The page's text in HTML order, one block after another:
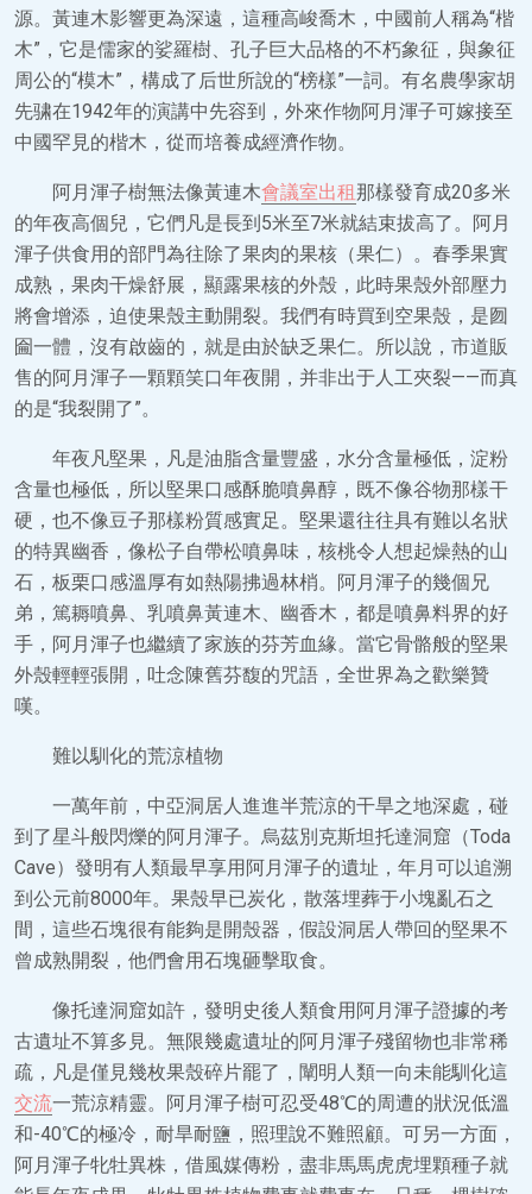
源。黃連木影響更為深遠，這種高峻喬木，中國前人稱為“楷
木”，它是儒家的娑羅樹、孔子巨大品格的不朽象征，與象征
周公的“模木”，構成了后世所說的“榜樣”一詞。有名農學家胡
先骕在1942年的演講中先容到，外來作物阿月渾子可嫁接至
中國罕見的楷木，從而培養成經濟作物。
阿月渾子樹無法像黃連木會議室出租那樣發育成20多米
的年夜高個兒，它們凡是長到5米至7米就結束拔高了。阿月
渾子供食用的部門為往除了果肉的果核（果仁）。春季果實
成熟，果肉干燥舒展，顯露果核的外殼，此時果殼外部壓力
將會增添，迫使果殼主動開裂。我們有時買到空果殼，是囫
圇一體，沒有啟齒的，就是由於缺乏果仁。所以說，市道販
售的阿月渾子一顆顆笑口年夜開，并非出于人工夾裂——而真
的是“我裂開了”。
年夜凡堅果，凡是油脂含量豐盛，水分含量極低，淀粉
含量也極低，所以堅果口感酥脆噴鼻醇，既不像谷物那樣干
硬，也不像豆子那樣粉質感實足。堅果還往往具有難以名狀
的特異幽香，像松子自帶松噴鼻味，核桃令人想起燥熱的山
石，板栗口感溫厚有如熱陽拂過林梢。阿月渾子的幾個兄
弟，篤耨噴鼻、乳噴鼻黃連木、幽香木，都是噴鼻料界的好
手，阿月渾子也繼續了家族的芬芳血緣。當它骨骼般的堅果
外殼輕輕張開，吐念陳舊芬馥的咒語，全世界為之歡樂贊
嘆。
難以馴化的荒涼植物
一萬年前，中亞洞居人進進半荒涼的干旱之地深處，碰
到了星斗般閃爍的阿月渾子。烏茲別克斯坦托達洞窟（Toda
Cave）發明有人類最早享用阿月渾子的遺址，年月可以追溯
到公元前8000年。果殼早已炭化，散落埋葬于小塊亂石之
間，這些石塊很有能夠是開殼器，假設洞居人帶回的堅果不
曾成熟開裂，他們會用石塊砸擊取食。
像托達洞窟如許，發明史後人類食用阿月渾子證據的考
古遺址不算多見。無限幾處遺址的阿月渾子殘留物也非常稀
疏，凡是僅見幾枚果殼碎片罷了，闡明人類一向未能馴化這
交流一荒涼精靈。阿月渾子樹可忍受48℃的周遭的狀況低溫
和-40℃的極冷，耐旱耐鹽，照理說不難照顧。可另一方面，
阿月渾子牝牡異株，借風媒傳粉，盡非馬馬虎虎埋顆種子就